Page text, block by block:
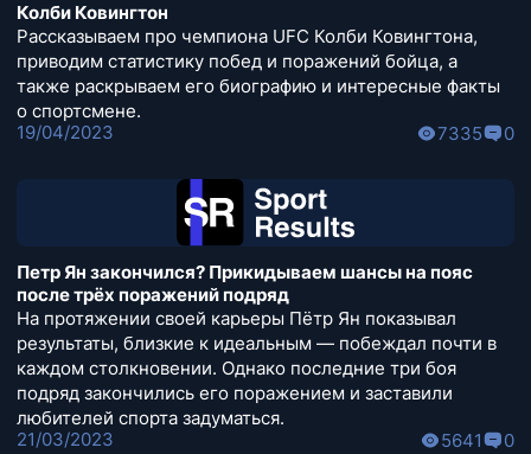
Колби Ковингтон
Рассказываем про чемпиона UFC Колби Ковингтона,
приводим статистику побед и поражений бойца, а
также раскрываем его биографию и интересные факты
о спортсмене.
19/04/2023
7335 0
Петр Ян закончился? Прикидываем шансы на пояс
после трёх поражений подряд
На протяжении своей карьеры Пётр Ян показывал
результаты, близкие к идеальным — побеждал почти в
каждом столкновении. Однако последние три боя
подряд закончились его поражением и заставили
любителей спорта задуматься.
21/03/2023
5641 0